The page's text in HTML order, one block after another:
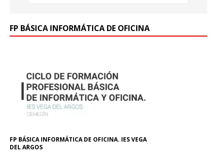
FP BÁSICA INFORMÁTICA DE OFICINA
FP BÁSICA INFORMÁTICA DE OFICINA. IES VEGA
DEL ARGOS